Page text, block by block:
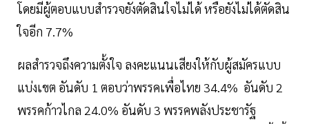
โดยมีผู้ตอบแบบสำรวจยังตัดสินใจไม่ได้ หรือยังไม่ได้ตัดสิน
ใจอีก 7.7%
ผลสำรวจถึงความตั้งใจ ลงคะแนนเสียงให้กับผู้สมัครแบบ
แบ่งเขต อันดับ 1 ตอบว่าพรรคเพื่อไทย 34.4% อันดับ 2
พรรคก้าวไกล 24.0% อันดับ 3 พรรคพลังประชารัฐ